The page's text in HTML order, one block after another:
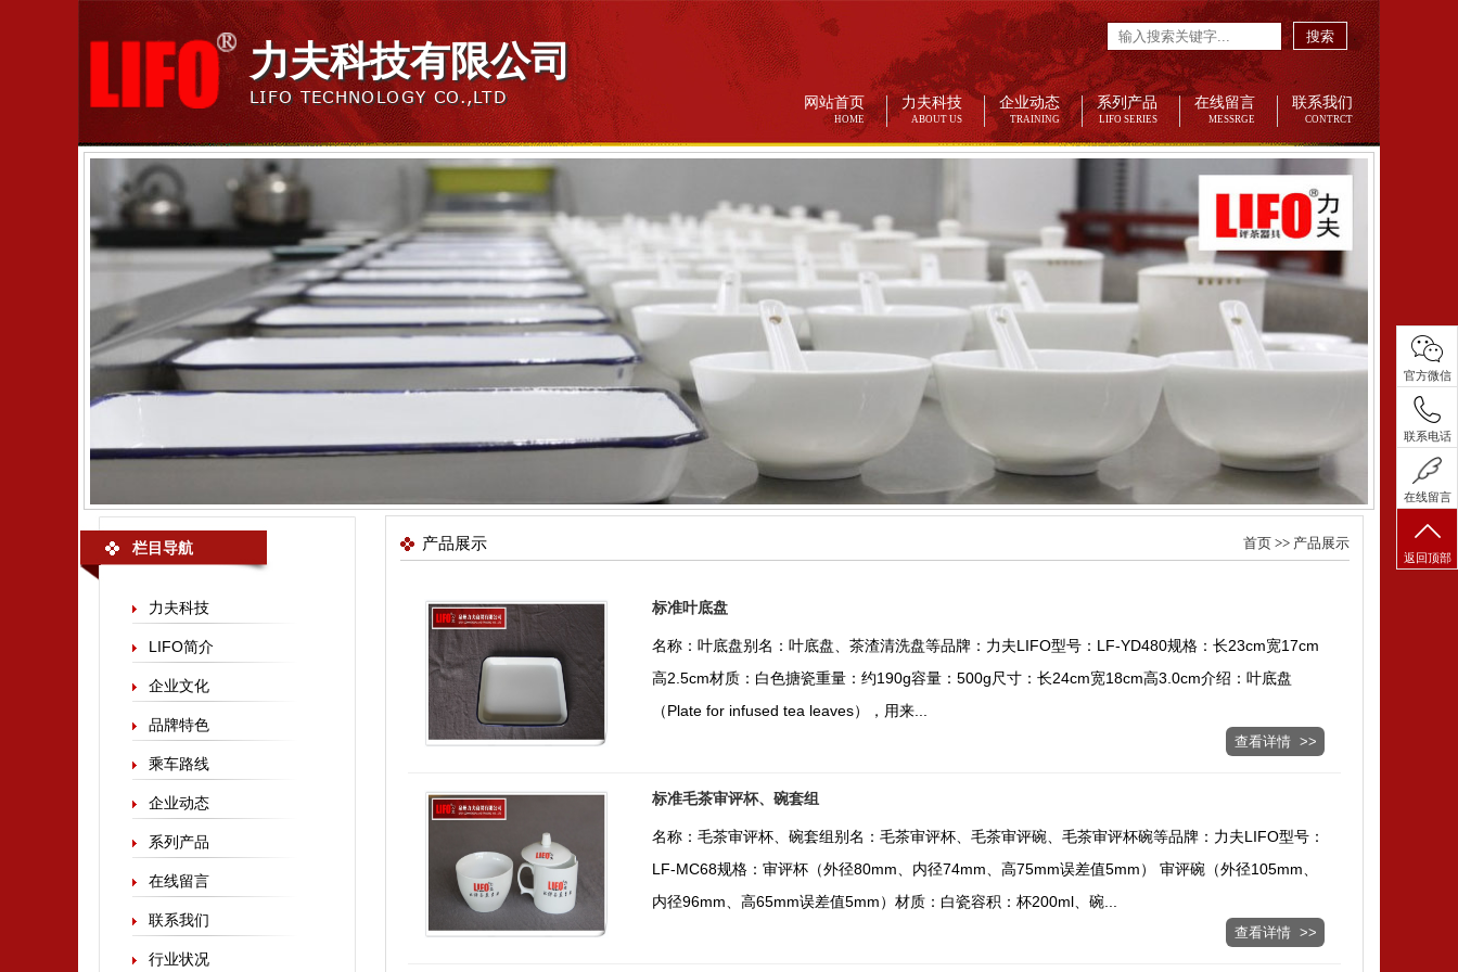
力夫科技有限公司
LIFO TECHNOLOGY CO.,LTD 网站首页
HOME
力夫科技
ABOUT US
企业动态
TRAINING
系列产品
LIFO SERIES
在线留言
MESSRGE
联系我们
CONTRCT
搜索
栏目导航
力夫科技
LIFO简介
企业文化
品牌特色
乘车路线
企业动态
系列产品
在线留言
联系我们
行业状况
首页>> 产品展示
产品展示
标准叶底盘
名称：叶底盘别名：叶底盘、茶渣清洗盘等品牌：力夫LIFO型号：LF-YD480规格：长23cm宽17cm
高2.5cm材质：白色搪瓷重量：约190g容量：500g尺寸：长24cm宽18cm高3.0cm介绍：叶底盘
（Plate for infused tea leaves），用来...
查看详情 >>
标准毛茶审评杯、碗套组
名称：毛茶审评杯、碗套组别名：毛茶审评杯、毛茶审评碗、毛茶审评杯碗等品牌：力夫LIFO型号：
LF-MC68规格：审评杯（外径80mm、内径74mm、高75mm误差值5mm） 审评碗（外径105mm、
内径96mm、高65mm误差值5mm）材质：白瓷容积：杯200ml、碗...
查看详情 >>
官方微信
联系电话
在线留言
返回顶部